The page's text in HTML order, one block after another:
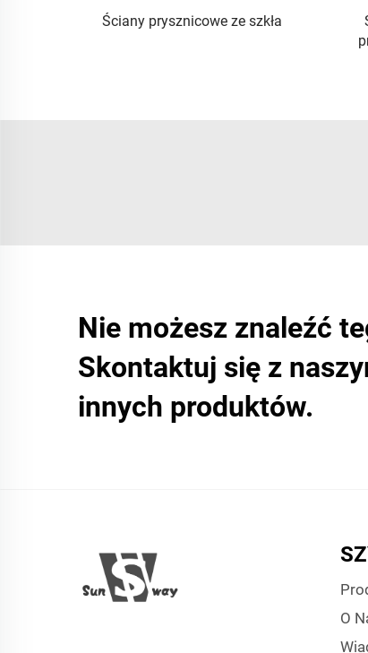
Ściany prysznicowe ze szkła
Nie możesz znaleźć
Skontaktuj się z
innych produktów.
O